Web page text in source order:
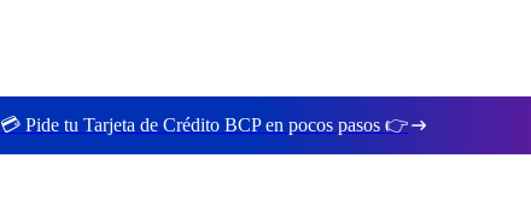
💳 Pide tu Tarjeta de Crédito BCP en pocos pasos 👉